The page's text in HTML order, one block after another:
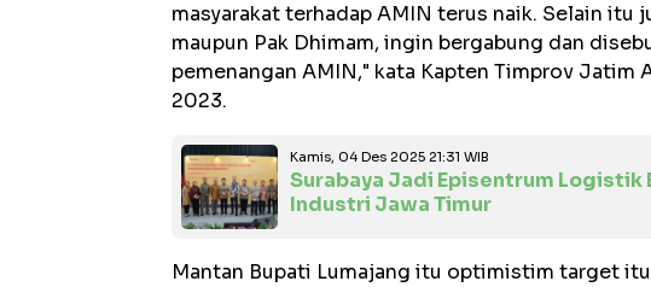
masyarakat terhadap AMIN terus naik. Selain itu
maupun Pak Dhimam, ingin bergabung dan
pemenangan AMIN," kata Kapten Timprov
2023.
Kamis, 04 Des 2025 21:31 WIB
Surabaya Jadi Episentrum Logistik
Industri Jawa Timur
Mantan Bupati Lumajang itu optimistim target